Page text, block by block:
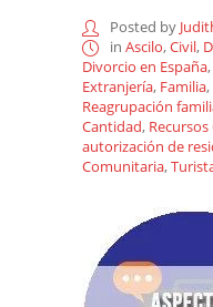
Posted by
in Ascilo,Civil,
Divorcio en España,
Extranjería, Familia,
Reagrupación
Cantidad,
autorización de
Comunitaria,